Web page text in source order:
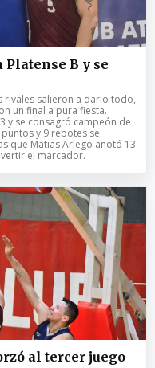
B y se
rivales salieron a darlo todo,
un final a pura fiesta.
y se consagró campeón de
y 9 rebotes se
que Matias Arlego anotó 13
el marcador.
al tercer juego